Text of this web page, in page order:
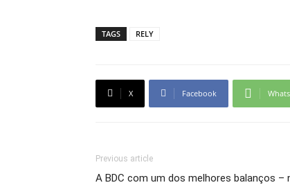
TAGS RELY
X Facebook
Previous article
A BDC com um dos melhores balanços –